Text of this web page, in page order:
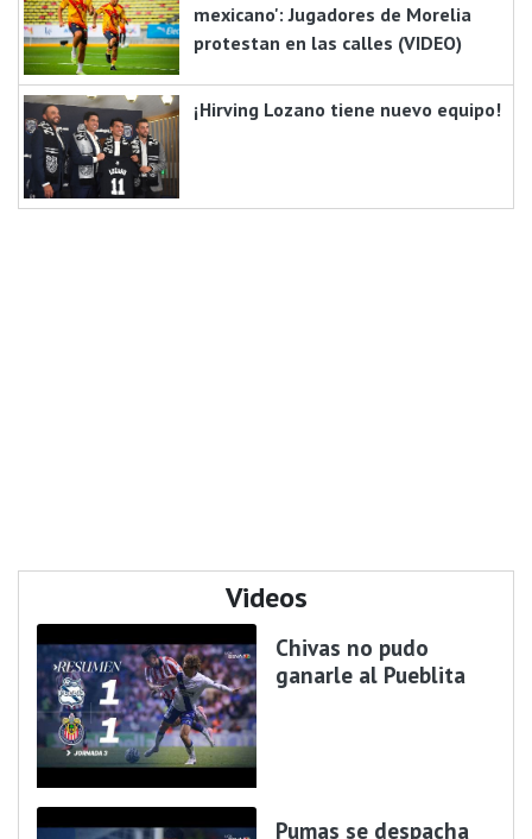
mexicano': Jugadores de Morelia
protestan en las calles (VIDEO)
¡Hirving Lozano tiene nuevo equipo!
Videos
Chivas no pudo
ganarle al Pueblita
Pumas se despacha